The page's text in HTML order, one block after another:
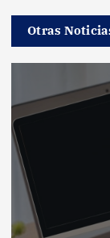
Otras